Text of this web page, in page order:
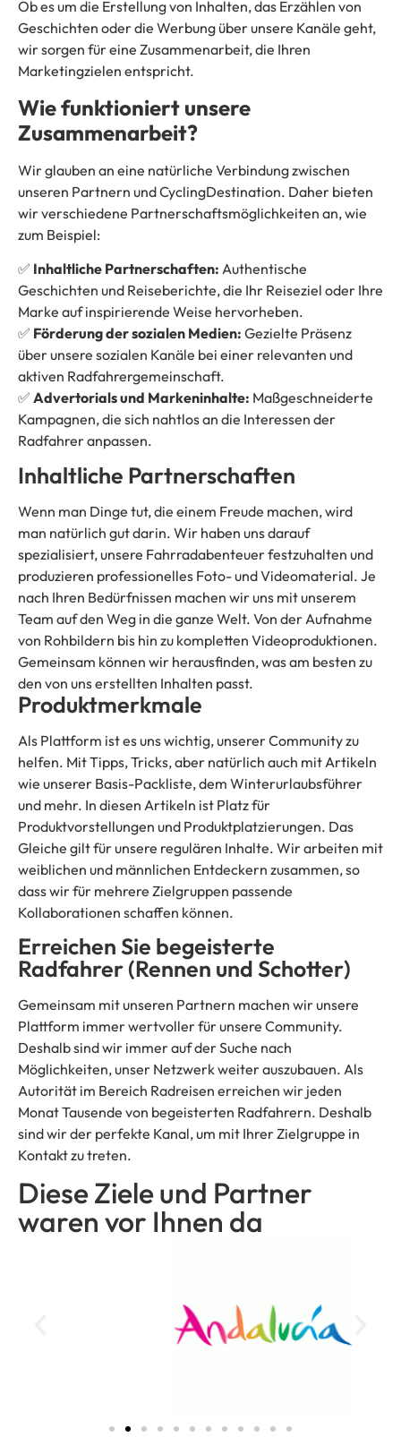
Ob es um die Erstellung von Inhalten, das Erzählen von
Geschichten oder die Werbung über unsere Kanäle geht,
wir sorgen für eine Zusammenarbeit, die Ihren
Marketingzielen entspricht.
Wie funktioniert unsere
Zusammenarbeit?
Wir glauben an eine natürliche Verbindung zwischen
unseren Partnern und CyclingDestination. Daher bieten
wir verschiedene Partnerschaftsmöglichkeiten an, wie
zum Beispiel:
✅ Inhaltliche Partnerschaften: Authentische
Geschichten und Reiseberichte, die Ihr Reiseziel oder Ihre
Marke auf inspirierende Weise hervorheben.
✅ Förderung der sozialen Medien: Gezielte Präsenz
über unsere sozialen Kanäle bei einer relevanten und
aktiven Radfahrergemeinschaft.
✅ Advertorials und Markeninhalte: Maßgeschneiderte
Kampagnen, die sich nahtlos an die Interessen der
Radfahrer anpassen.
Inhaltliche Partnerschaften
Wenn man Dinge tut, die einem Freude machen, wird
man natürlich gut darin. Wir haben uns darauf
spezialisiert, unsere Fahrradabenteuer festzuhalten und
produzieren professionelles Foto- und Videomaterial. Je
nach Ihren Bedürfnissen machen wir uns mit unserem
Team auf den Weg in die ganze Welt. Von der Aufnahme
von Rohbildern bis hin zu kompletten Videoproduktionen.
Gemeinsam können wir herausfinden, was am besten zu
den von uns erstellten Inhalten passt.
Produktmerkmale
Als Plattform ist es uns wichtig, unserer Community zu
helfen. Mit Tipps, Tricks, aber natürlich auch mit Artikeln
wie unserer Basis-Packliste, dem Winterurlaubsführer
und mehr. In diesen Artikeln ist Platz für
Produktvorstellungen und Produktplatzierungen. Das
Gleiche gilt für unsere regulären Inhalte. Wir arbeiten mit
weiblichen und männlichen Entdeckern zusammen, so
dass wir für mehrere Zielgruppen passende
Kollaborationen schaffen können.
Erreichen Sie begeisterte
Radfahrer (Rennen und Schotter)
Gemeinsam mit unseren Partnern machen wir unsere
Plattform immer wertvoller für unsere Community.
Deshalb sind wir immer auf der Suche nach
Möglichkeiten, unser Netzwerk weiter auszubauen. Als
Autorität im Bereich Radreisen erreichen wir jeden
Monat Tausende von begeisterten Radfahrern. Deshalb
sind wir der perfekte Kanal, um mit Ihrer Zielgruppe in
Kontakt zu treten.
Diese Ziele und Partner
waren vor Ihnen da